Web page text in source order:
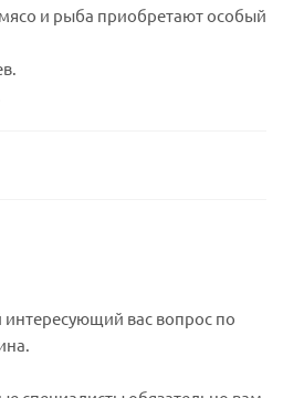
и рыба приобретают особый
вас вопрос по